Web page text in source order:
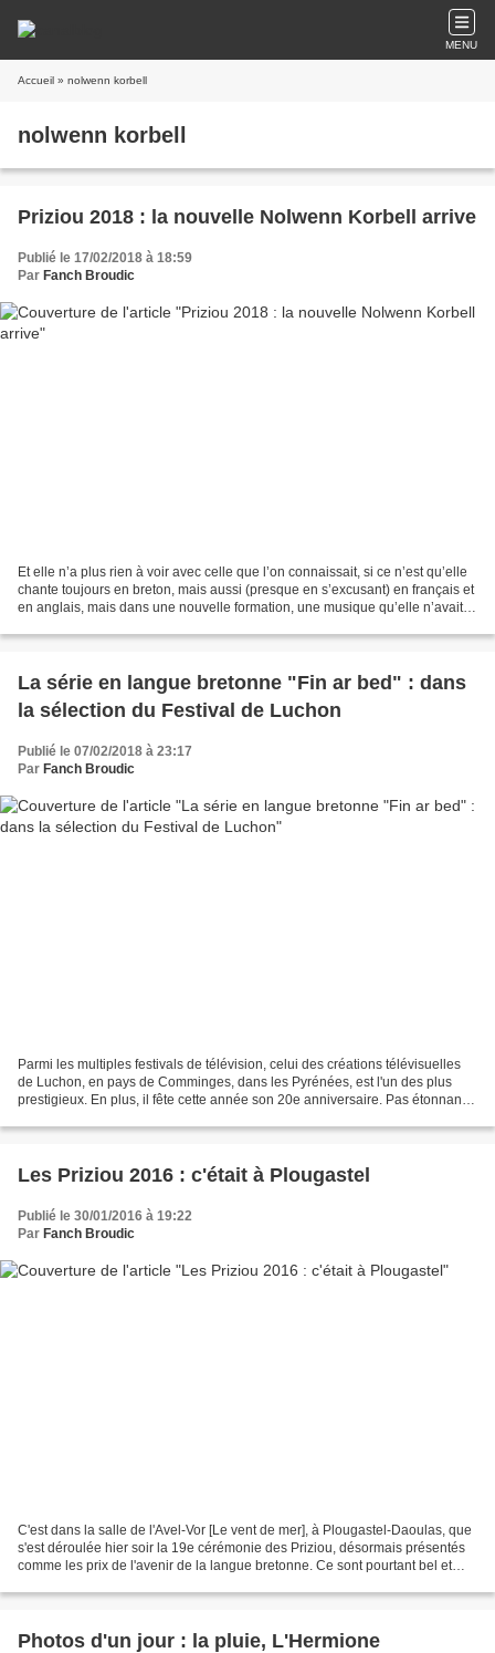
MENU
Accueil » nolwenn korbell
nolwenn korbell
Priziou 2018 : la nouvelle Nolwenn Korbell arrive
Publié le 17/02/2018 à 18:59
Par Fanch Broudic
Et elle n’a plus rien à voir avec celle que l’on connaissait, si ce n’est qu’elle
chante toujours en breton, mais aussi (presque en s’excusant) en français et
en anglais, mais dans une nouvelle formation, une musique qu’elle n’avait
La série en langue bretonne "Fin ar bed" : dans
la sélection du Festival de Luchon
Publié le 07/02/2018 à 23:17
Par Fanch Broudic
Parmi les multiples festivals de télévision, celui des créations télévisuelles
de Luchon, en pays de Comminges, dans les Pyrénées, est l'un des plus
prestigieux. En plus, il fête cette année son 20e anniversaire. Pas étonnant
Les Priziou 2016 : c'était à Plougastel
Publié le 30/01/2016 à 19:22
Par Fanch Broudic
C'est dans la salle de l'Avel-Vor [Le vent de mer], à Plougastel-Daoulas, que
s'est déroulée hier soir la 19e cérémonie des Priziou, désormais présentés
comme les prix de l'avenir de la langue bretonne. Ce sont pourtant bel et
Photos d'un jour : la pluie, L'Hermione